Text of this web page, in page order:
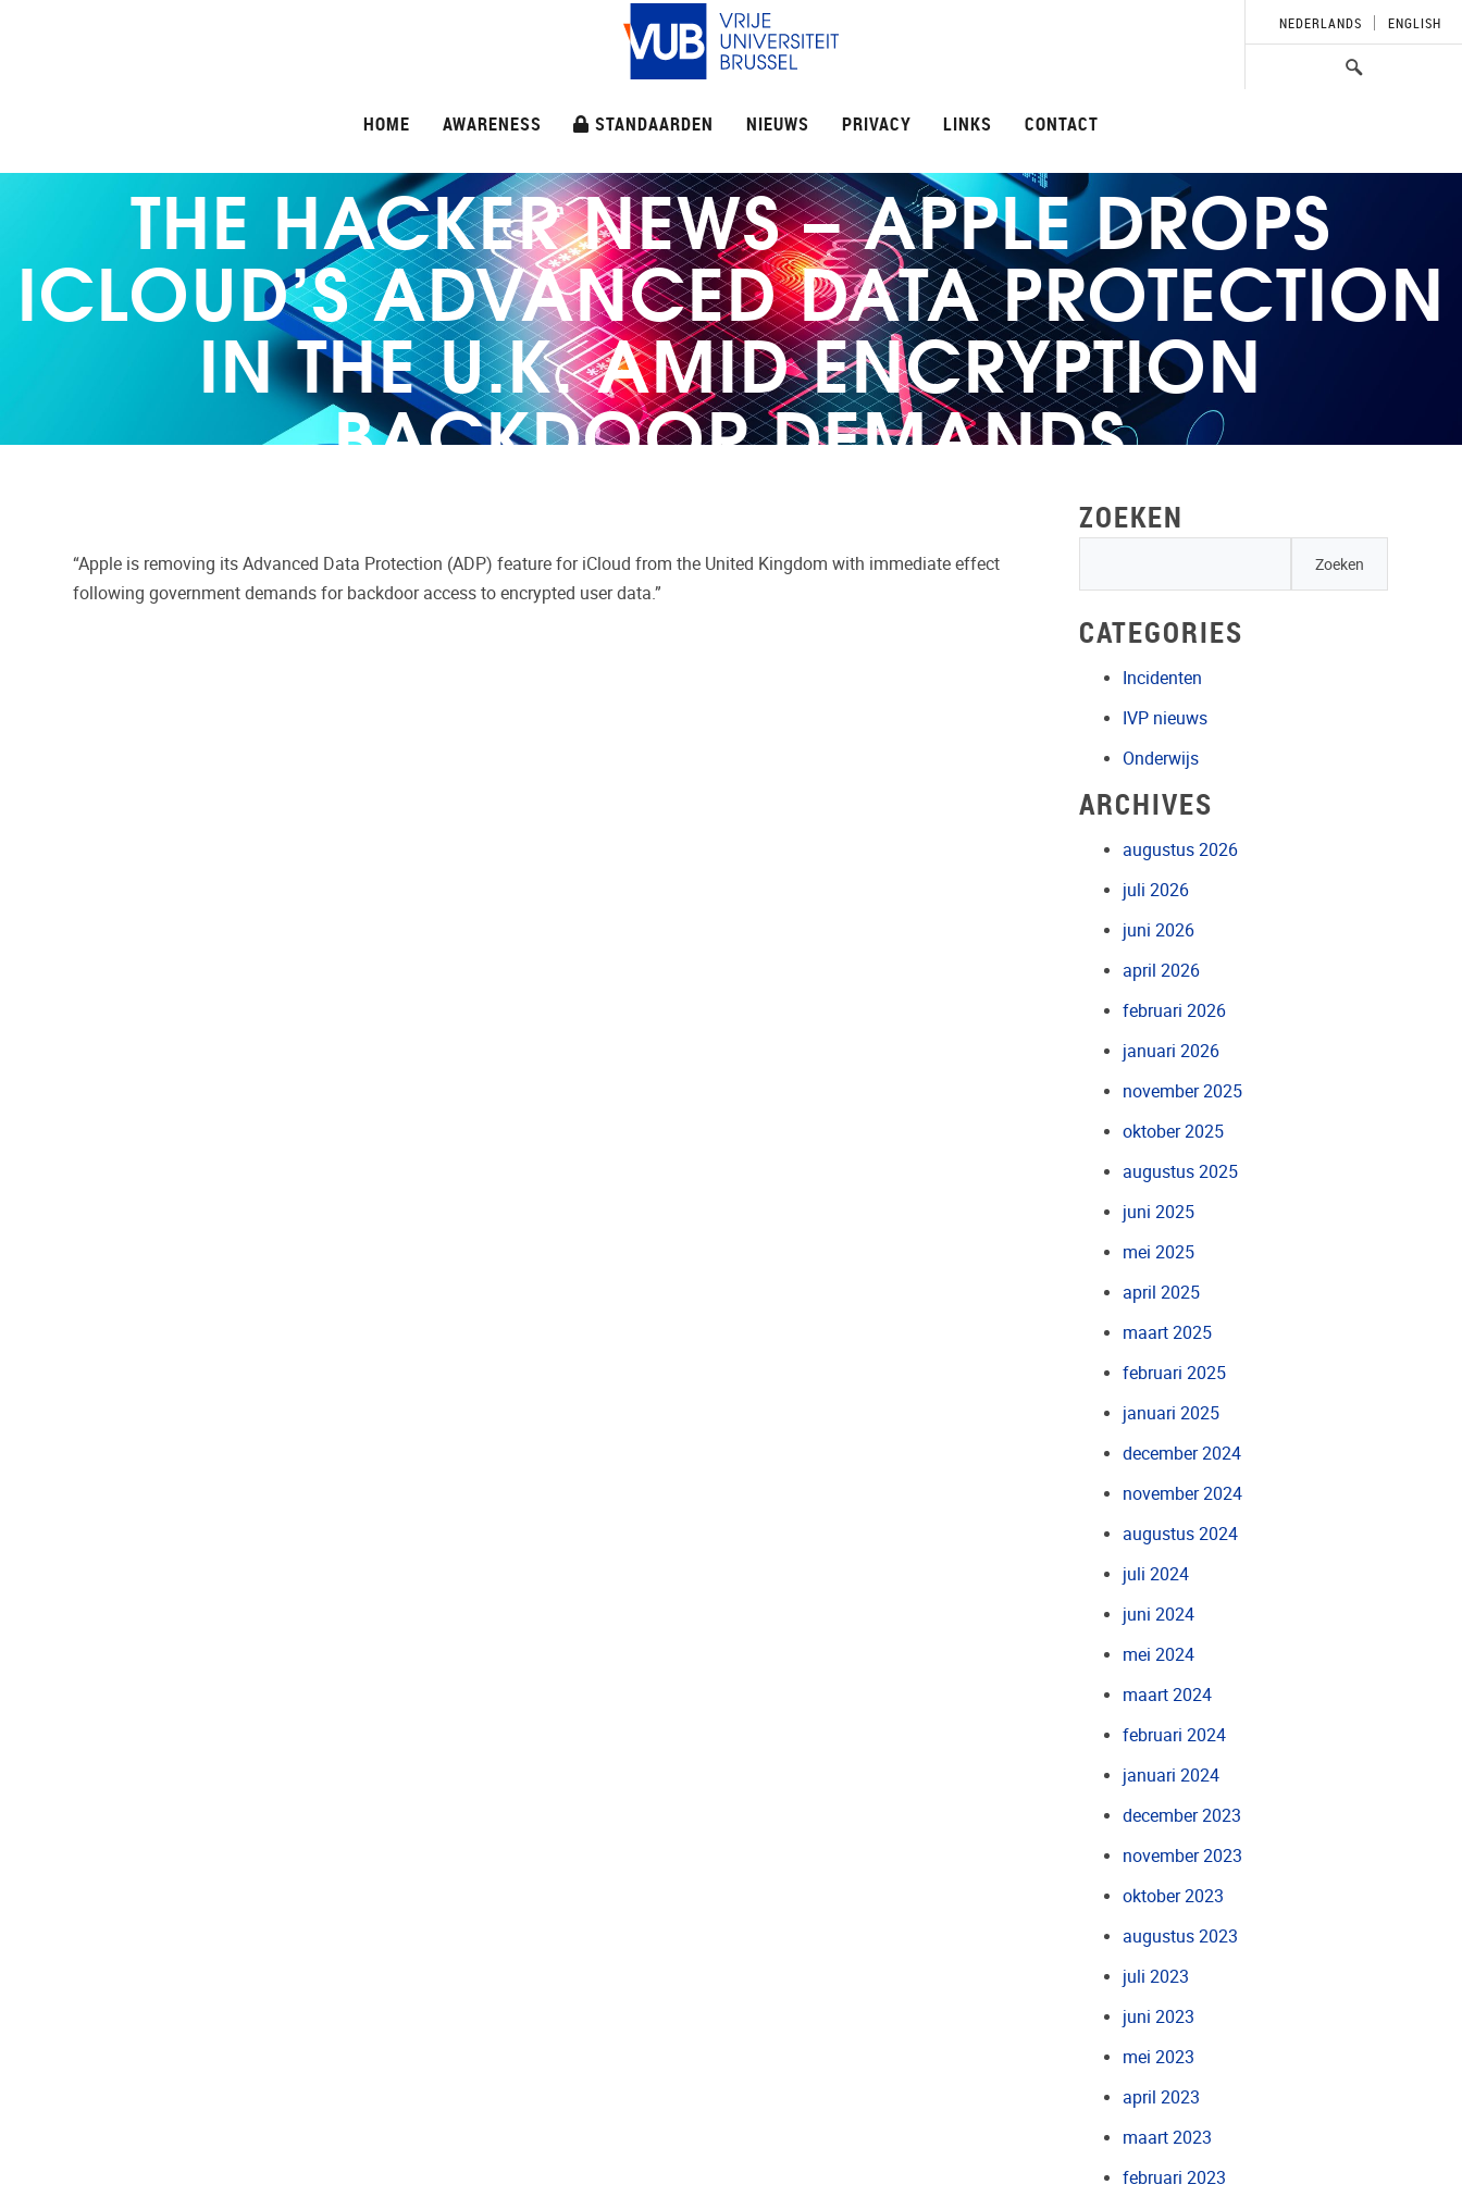
HOME AWARENESS STANDAARDEN NIEUWS PRIVACY LINKS CONTACT
NEDERLANDS ENGLISH
THE HACKER NEWS – APPLE DROPS
ICLOUD’S ADVANCED DATA PROTECTION
IN THE U.K. AMID ENCRYPTION
BACKDOOR DEMANDS
“Apple is removing its Advanced Data Protection (ADP) feature for iCloud from the United Kingdom with immediate effect
following government demands for backdoor access to encrypted user data.”
ZOEKEN
CATEGORIES
Incidenten
IVP nieuws
Onderwijs
ARCHIVES
augustus 2026
juli 2026
juni 2026
april 2026
februari 2026
januari 2026
november 2025
oktober 2025
augustus 2025
juni 2025
mei 2025
april 2025
maart 2025
februari 2025
januari 2025
december 2024
november 2024
augustus 2024
juli 2024
juni 2024
mei 2024
maart 2024
februari 2024
januari 2024
december 2023
november 2023
oktober 2023
augustus 2023
juli 2023
juni 2023
mei 2023
april 2023
maart 2023
februari 2023